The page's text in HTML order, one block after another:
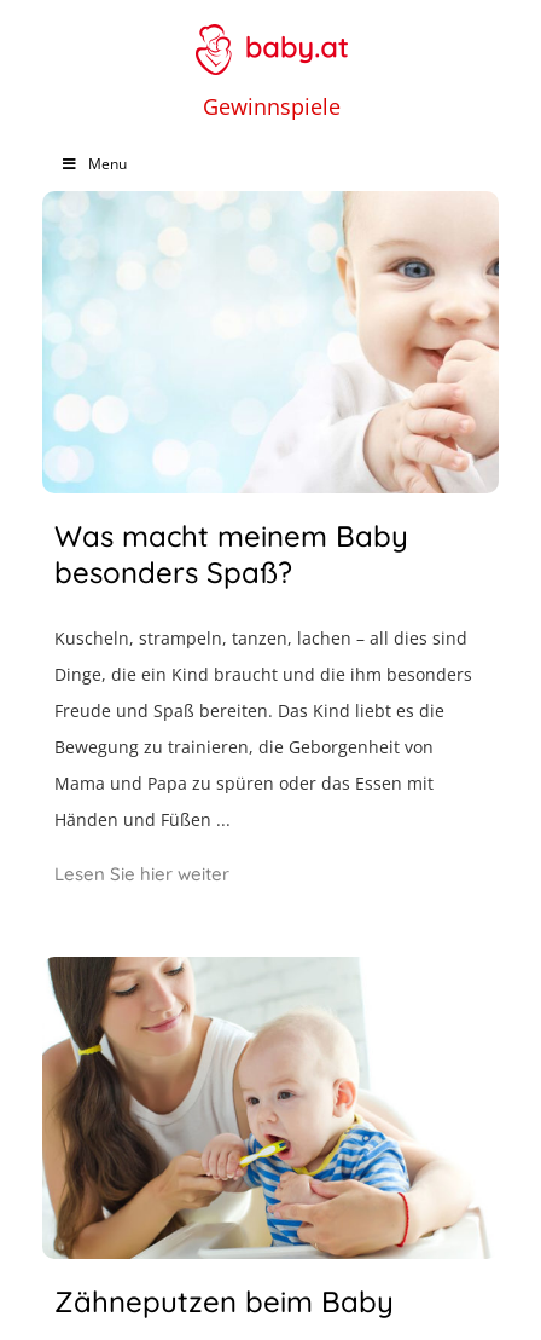
Gewinnspiele
Menu
Was macht meinem Baby
besonders Spaß?
Kuscheln, strampeln, tanzen, lachen – all dies sind
Dinge, die ein Kind braucht und die ihm besonders
Freude und Spaß bereiten. Das Kind liebt es die
Bewegung zu trainieren, die Geborgenheit von
Mama und Papa zu spüren oder das Essen mit
Händen und Füßen ...
Lesen Sie hier weiter
Zähneputzen beim Baby